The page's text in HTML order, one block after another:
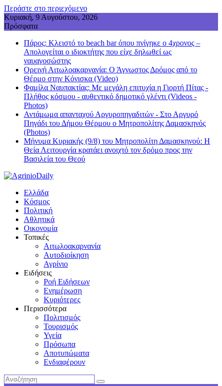
Περάστε στο περιεχόμενο
Κυριακή, 9 Αυγούστου, 2026
Πρόσφατα
Πάρος: Κλειστό το beach bar όπου πνίγηκε ο 4χρονος –
Απολογείται ο ιδιοκτήτης που είχε δηλωθεί ως
ναυαγοσώστης
Ορεινή Αιτωλοακαρνανία: Ο Άγνωστος Δρόμος από το
Θέρμο στην Κόνισκα (Video)
Φαμίλα Ναυπακτίας: Με μεγάλη επιτυχία η Γιορτή Πίτας -
Πλήθος κόσμου - αυθεντικό δημοτικό γλέντι (Videos -
Photos)
Αντάμωμα απανταχού Αργυροπηγαδιτών - Στο Αργυρό
Πηγάδι του Δήμου Θέρμου ο Μητροπολίτης Δαμασκηνός
(Photos)
Μήνυμα Κυριακής (9/8) του Μητροπολίτη Δαμασκηνού: Η
Θεία Λειτουργία κρατάει ανοιχτό τον δρόμο προς την
Βασιλεία του Θεού
Ελλάδα
Κόσμος
Πολιτική
Αθλητικά
Οικονομία
Τοπικές
Αιτωλοακαρνανία
Αυτοδιοίκηση
Αγρίνιο
Ειδήσεις
Ροή Ειδήσεων
Ενημέρωση
Κυριότερες
Περισσότερα
Πολιτισμός
Τουρισμός
Υγεία
Πρόσωπα
Αποτυπώματα
Ενδιαφέρουν